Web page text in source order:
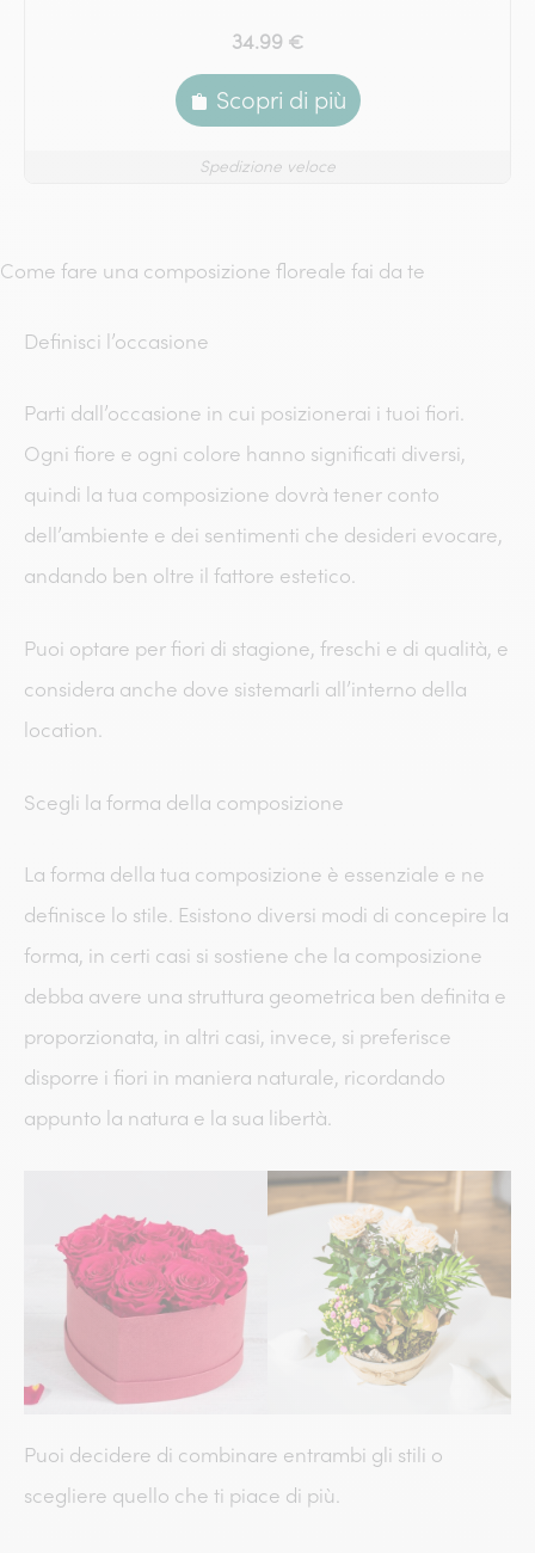
34.99 €
Scopri di più
Spedizione veloce
Come fare una composizione floreale fai da te
Definisci l’occasione
Parti dall’occasione in cui posizionerai i tuoi fiori.
Ogni fiore e ogni colore hanno significati diversi,
quindi la tua composizione dovrà tener conto
dell’ambiente e dei sentimenti che desideri evocare,
andando ben oltre il fattore estetico.
Puoi optare per fiori di stagione, freschi e di qualità, e
considera anche dove sistemarli all’interno della
location.
Scegli la forma della composizione
La forma della tua composizione è essenziale e ne
definisce lo stile. Esistono diversi modi di concepire la
forma, in certi casi si sostiene che la composizione
debba avere una struttura geometrica ben definita e
proporzionata, in altri casi, invece, si preferisce
disporre i fiori in maniera naturale, ricordando
appunto la natura e la sua libertà.
Puoi decidere di combinare entrambi gli stili o
scegliere quello che ti piace di più.